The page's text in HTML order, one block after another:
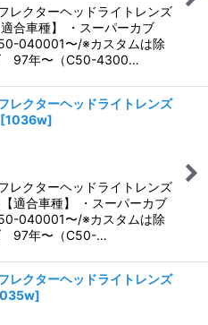
レクターヘッドライトレンズ
合車種】 ・スーパーカブ
040001〜/※カスタムは除
97年〜（C50-4300…
レクターヘッドライトレンズ
[1036w]
レクターヘッドライトレンズ
適合車種】 ・スーパーカブ
040001〜/※カスタムは除
97年〜（C50-…
レクターヘッドライトレンズ
]